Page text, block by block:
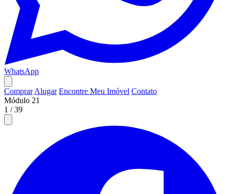
WhatsApp
Comprar Alugar Encontre Meu Imóvel Contato
Módulo 21
1 /39